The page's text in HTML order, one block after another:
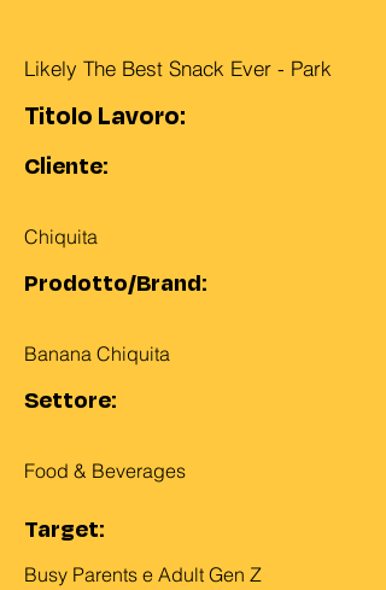
Likely The Best Snack Ever - Park
Titolo Lavoro:
Cliente:
Chiquita
Prodotto/Brand:
Banana Chiquita
Settore:
Food & Beverages
Target:
Busy Parents e Adult Gen Z